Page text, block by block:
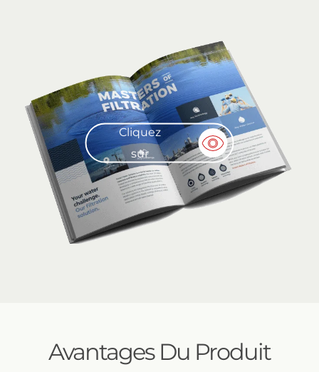
Cliquez
sur
Avantages Du Produit